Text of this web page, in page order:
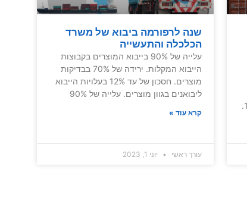
בנצילות אנרגטית שנכנסה לתוקף ב-1.9.22.
שנה לרפורמה ביבוא של משרד
הכלכלה והתעשייה
עלייה של 90% בייבוא המוצרים בקבוצות
הייבוא המקלות. ירידה של 70% בבדיקות
מוצרים. חסכון של עד 12% בעלויות הייבוא
ליבואנים בגוון מוצרים. עלייה של 90%
קרא עוד »
עורך ראשי יוני 1, 2023